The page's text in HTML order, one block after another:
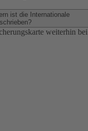
ist die Internationale
weiterhin bei